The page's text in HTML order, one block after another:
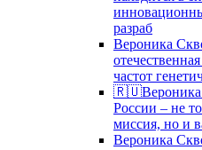
разраб
Вероника
частот
🇷🇺Вероника
России – не
миссия, но и
Вероника